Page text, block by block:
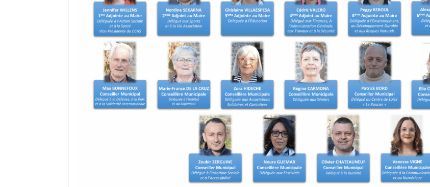
ou encore d’un déménagement après le recensement.
Dans ce cas, il convient de demander à être inscrit sur les listes
électorales auprès de sa mairie.